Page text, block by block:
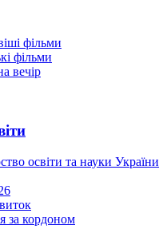
фільми
фільми
вечір
освіти та науки України
за кордоном